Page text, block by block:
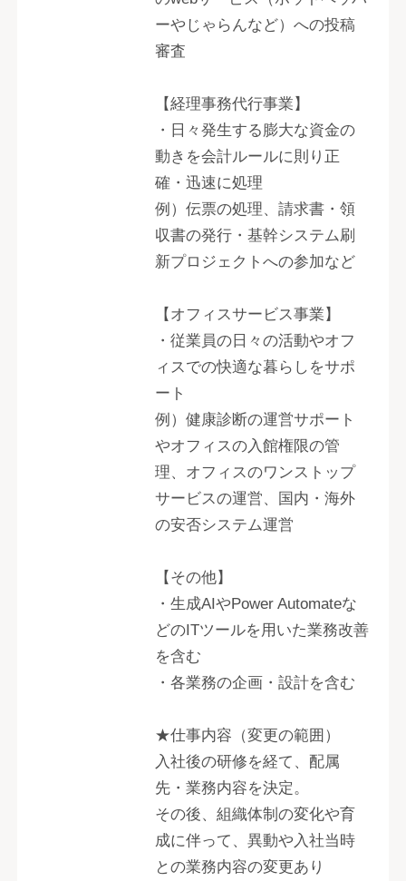
ーやじゃらんなど）への投稿
審査
【経理事務代行事業】
・日々発生する膨大な資金の
動きを会計ルールに則り正
確・迅速に処理
例）伝票の処理、請求書・領
収書の発行・基幹システム刷
新プロジェクトへの参加など
【オフィスサービス事業】
・従業員の日々の活動やオフ
ィスでの快適な暮らしをサポ
ート
例）健康診断の運営サポート
やオフィスの入館権限の管
理、オフィスのワンストップ
サービスの運営、国内・海外
の安否システム運営
【その他】
・生成AIやPower Automateな
どのITツールを用いた業務改善
を含む
・各業務の企画・設計を含む
★仕事内容（変更の範囲）
入社後の研修を経て、配属
先・業務内容を決定。
その後、組織体制の変化や育
成に伴って、異動や入社当時
との業務内容の変更あり